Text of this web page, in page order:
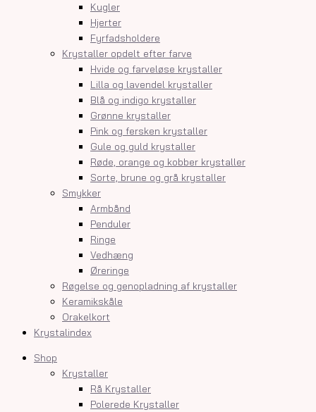
Kugler
Hjerter
Fyrfadsholdere
Krystaller opdelt efter farve
Hvide og farveløse krystaller
Lilla og lavendel krystaller
Blå og indigo krystaller
Grønne krystaller
Pink og fersken krystaller
Gule og guld krystaller
Røde, orange og kobber krystaller
Sorte, brune og grå krystaller
Smykker
Armbånd
Penduler
Ringe
Vedhæng
Øreringe
Røgelse og genopladning af krystaller
Keramikskåle
Orakelkort
Krystalindex
Shop
Krystaller
Rå Krystaller
Polerede Krystaller